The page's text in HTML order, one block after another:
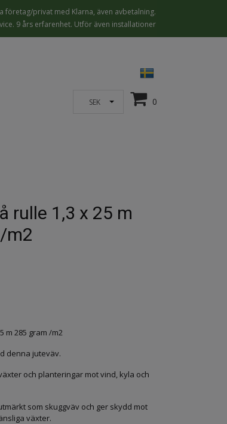
företag/privat med Klarna, även avbetalning.
9 års erfarenhet. Utför även installationer
SEK 0
rulle 1,3 x 25 m
m2
m 285 gram /m2
denna juteväv.
och planteringar mot vind, kyla och
som skuggväv och ger skydd mot
växter.